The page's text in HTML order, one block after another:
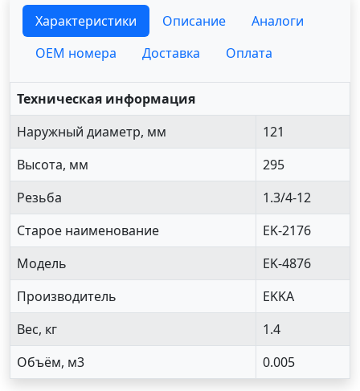
Характеристики Описание
Аналоги
OEM номера
Доставка Оплата
Техническая информация
Наружный диаметр, мм
121
Высота, мм
295
Резьба
1.3/4-12
Старое наименование
EK-2176
Модель
EK-4876
Производитель
EKKA
Вес, кг
1.4
Объём, м3
0.005